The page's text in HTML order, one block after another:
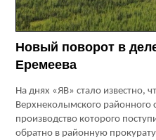
Новый поворот в
Еремеева
На днях «ЯВ» стало известно,
Верхнеколымского районного
производство которого
обратно в районную